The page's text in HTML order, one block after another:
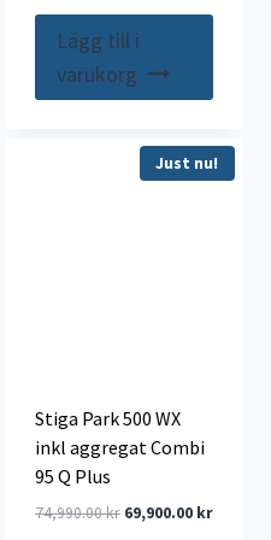
priset
6,490.00 kr.
Lägg till i
varukorg
Just nu!
Stiga Park 500 WX
inkl aggregat Combi
95 Q Plus
74,990.00kr Det
69,900.00 krDet